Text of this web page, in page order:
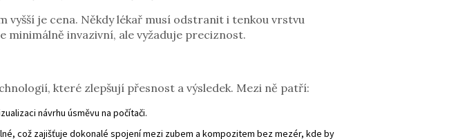
je cena. Někdy lékař musí odstranit i tenkou vrstvu
minimálně invazivní, ale vyžaduje preciznost.
které zlepšují přesnost a výsledek. Mezi ně patří:
návrhu úsměvu na počítači.
což zajišťuje dokonalé spojení mezi zubem a kompozitem bez mezér, kde by